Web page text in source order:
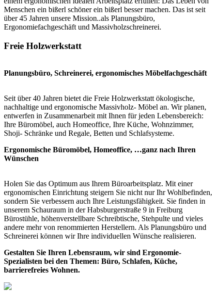
Menschen ein bißerl schöner ein bißerl besser machen. Das ist seit
über 45 Jahren unsere Mission..als Planungsbüro,
Ergonomiefachgeschäft und Massivholzschreinerei.
Freie Holzwerkstatt
Planungsbüro, Schreinerei, ergonomisches Möbelfachgeschäft
Seit über 40 Jahren bietet die Freie Holzwerkstatt ökologische,
nachhaltige und ergonomische Massivholz- Möbel an. Wir planen,
entwerfen in Zusammenarbeit mit Ihnen für jeden Lebensbereich:
Ihre Büromöbel, auch Homeoffice, Ihre Küche, Wohnzimmer,
Shoji- Schränke und Regale, Betten und Schlafsysteme.
Ergonomische Büromöbel, Homeoffice, …ganz nach Ihren
Wünschen
Holen Sie das Optimum aus Ihrem Büroarbeitsplatz. Mit einer
ergonomischen Einrichtung steigern Sie nicht nur Ihr Wohlbefinden,
sondern Sie verbessern auch Ihre Leistungsfähigkeit. Sie finden in
unserem Schauraum in der Habsburgerstraße 9 in Freiburg
Bürostühle, höhenverstellbare Schreibtische, Stehpulte und vieles
andere mehr von renommierten Herstellern. Als Planungsbüro und
Schreinerei können wir Ihre individuellen Wünsche realisieren.
Gestalten Sie Ihren Lebensraum, wir sind Ergonomie-
Spezialisten bei den Themen: Büro, Schlafen, Küche,
barrierefreies Wohnen.